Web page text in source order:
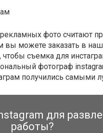
фото считают
можете заказать в
съемка для
фотограф
получились самыми
для
работы?